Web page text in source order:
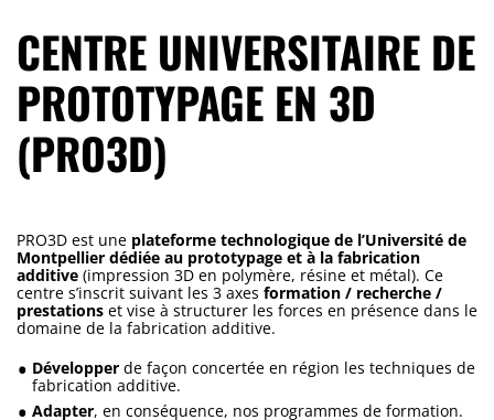
CENTRE UNIVERSITAIRE DE
PROTOTYPAGE EN 3D
(PRO3D)
PRO3D est une plateforme technologique de l’Université de
Montpellier dédiée au prototypage et à la fabrication
additive (impression 3D en polymère, résine et métal). Ce
centre s’inscrit suivant les 3 axes formation / recherche /
prestations et vise à structurer les forces en présence dans le
domaine de la fabrication additive.
Développer de façon concertée en région les techniques de
fabrication additive.
Adapter, en conséquence, nos programmes de formation.